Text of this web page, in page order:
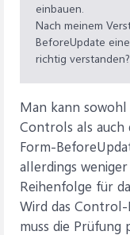
einbauen.
Nach meinem
BeforeUpdate
richtig verstanden?
Man kann
Controls als auch
Form-
allerdings
Reihenfolge für
Wird das
muss die Prüfung